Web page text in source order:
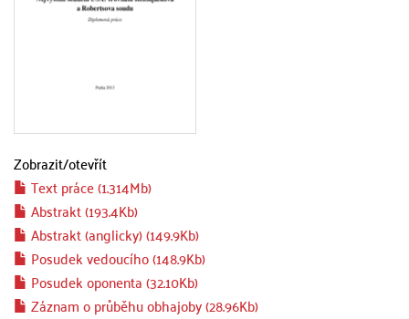
Zobrazit/otevřít
Text práce (1.314Mb)
Abstrakt (193.4Kb)
Abstrakt (anglicky) (149.9Kb)
Posudek vedoucího (148.9Kb)
Posudek oponenta (32.10Kb)
Záznam o průběhu obhajoby (28.96Kb)